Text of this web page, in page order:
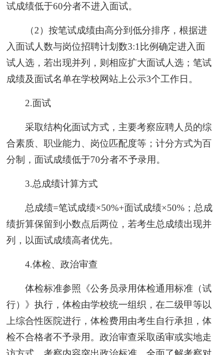
试成绩低于60分者不进入面试。
（2）按笔试成绩由高分到低分排序，根据进
入面试人数与岗位招聘计划数3:1比例确定进入面
试人选，若出现并列，则相应扩大面试人选；笔试
成绩及面试名单在学校网站上公示3个工作日。
2.面试
采取结构化面试方式，主要考察应聘人员的综
合素质、职业能力、岗位匹配度等；计分方式为百
分制，面试成绩低于70分者不予录用。
3.总成绩计算方式
总成绩=笔试成绩×50%+面试成绩×50%；总成
绩折算保留到小数点后两位，若考生总成绩出现并
列，以面试成绩高者优先。
4.体检、政治审查
体检标准参照《公务员录用体检通用标准（试
行）》执行，体检由学校统一组织，在二级甲等以
上综合性医院进行，体检费用由考生自行承担，体
检不合格者不予录用。政治审查采取函审或实地走